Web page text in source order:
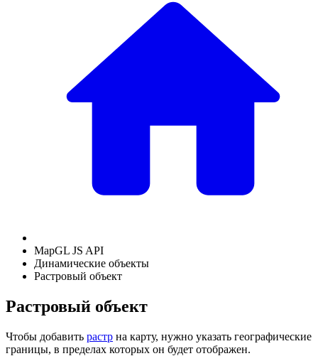
MapGL JS API
Динамические объекты
Растровый объект
Растровый объект
Чтобы добавить растр на карту, нужно указать географические
границы, в пределах которых он будет отображен.